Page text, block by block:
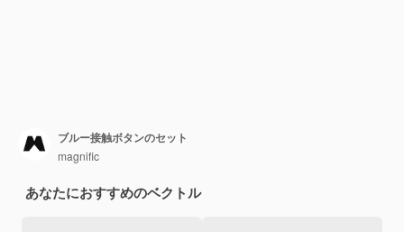
ブルー接触ボタンのセット
magnific
あなたにおすすめのベクトル